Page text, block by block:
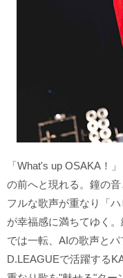
「What's up OSAKA！
の前へと現れる。鐘の
フルな歌声が重なり「
が幸福感に満ちてゆく。
では一転、AIの歌声と
D.LEAGUEで活躍する